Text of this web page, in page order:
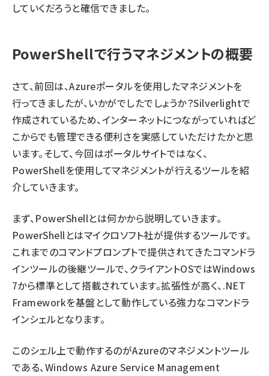
していくだろうと確信できました。
PowerShellで行うマネジメントの概要
さて、前回は、Azureポータルを使用したマネジメントを
行ってきましたが、いかがでしたでしょうか？Silverlightで
作成されているため、インターネットにつながっていればど
こからでも管理できる便利さを実感していただけたかと思
います。そして、今回はポータルサイトではなく、
PowerShellを使用してマネジメントが行えるツールを紹
介していきます。
まず、PowerShellとは何かから説明していきます。
PowerShellとはマイクロソフト社が提供するツールです。
これまでのコマンドプロンプトで提供されてきたコマンドラ
インツールの後継ツールで、クライアントOSではWindows
7から標準として搭載されています。拡張性が高く、.NET
Frameworkを基盤として動作している強力なコマンドラ
インシェルとなります。
このシェル上で動作するのがAzureのマネジメントツール
である、Windows Azure Service Management